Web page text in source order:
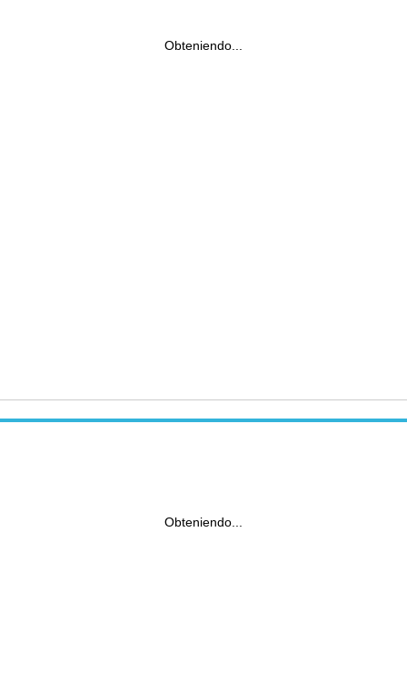
Obteniendo...
Obteniendo...